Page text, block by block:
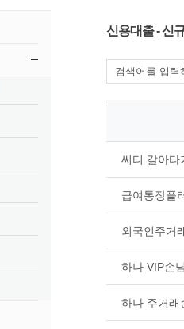
신용대출 - 신
씨티 갈아타
급여통장플
외국인주거
하나 VIP손
하나 주거래